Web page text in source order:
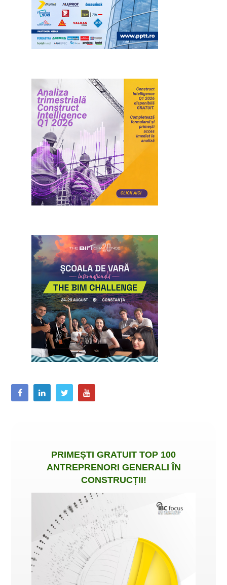
PRIMEȘTI GRATUIT TOP 100
ANTREPRENORI GENERALI ÎN
CONSTRUCȚII!